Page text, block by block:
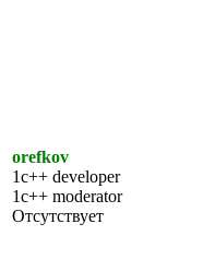
orefkov
1c++ developer
1c++ moderator
Отсутствует